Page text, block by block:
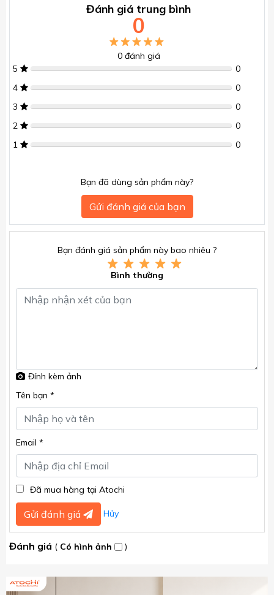
Đánh giá trung bình
0
0đánh giá
5
0
4
0
3
0
2
0
1
0
Bạn đã dùng sản phẩm này?
Gửi đánh giá của bạn
Bạn đánh giá sản phẩm này bao nhiêu ?
Bình thường
Đính kèm ảnh
Tên bạn *
Email *
Đã mua hàng tại Atochi
Gửi đánh giá Hủy
Đánh giá ( Có hình ảnh )